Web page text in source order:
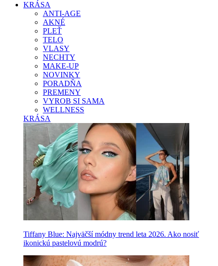
KRÁSA
ANTI-AGE
AKNÉ
PLEŤ
TELO
VLASY
NECHTY
MAKE-UP
NOVINKY
PORADŇA
PREMENY
VYROB SI SAMA
WELLNESS
KRÁSA
Tiffany Blue: Najväčší módny trend leta 2026. Ako nosiť
ikonickú pastelovú modrú?